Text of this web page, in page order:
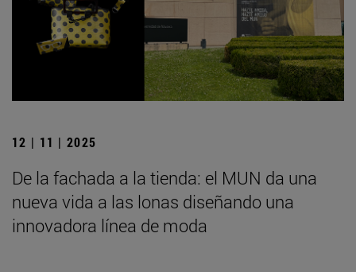
12 | 11 | 2025
De la fachada a la tienda: el MUN da una
nueva vida a las lonas diseñando una
innovadora línea de moda